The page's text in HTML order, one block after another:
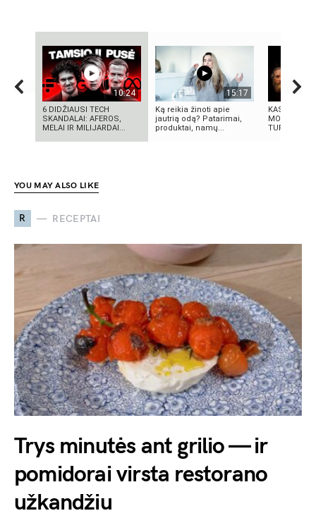
10:24
6 DIDŽIAUSI TECH
SKANDALAI: AFEROS,
MELAI IR MILIJARDAI...
15:17
Ką reikia žinoti apie
jautrią odą? Patarimai,
produktai, namų...
KAS
TURIME
YOU MAY ALSO LIKE
R RECEPTAI
Trys minutės ant grilio — ir
pomidorai virsta restorano
užkandžiu